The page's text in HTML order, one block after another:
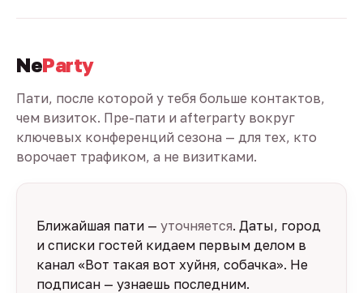
NeParty
Пати, после которой у тебя больше контактов,
чем визиток. Пре-пати и afterparty вокруг
ключевых конференций сезона — для тех, кто
ворочает трафиком, а не визитками.
Ближайшая пати — уточняется. Даты, город
и списки гостей кидаем первым делом в
канал «Вот такая вот хуйня, собачка». Не
подписан — узнаешь последним.